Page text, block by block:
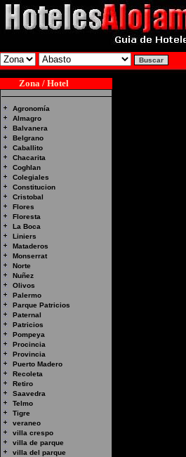
Zona / Hotel
Agronomía
Almagro
Balvanera
Belgrano
Caballito
Chacarita
Coghlan
Colegiales
Constitucion
Cristobal
Flores
Floresta
La Boca
Liniers
Mataderos
Monserrat
Norte
Nuñez
Olivos
Palermo
Parque Patricios
Paternal
Patricios
Pompeya
Procincia
Provincia
Puerto Madero
Recoleta
Retiro
Saavedra
Telmo
Tigre
veraneo
villa crespo
villa de parque
villa del parque